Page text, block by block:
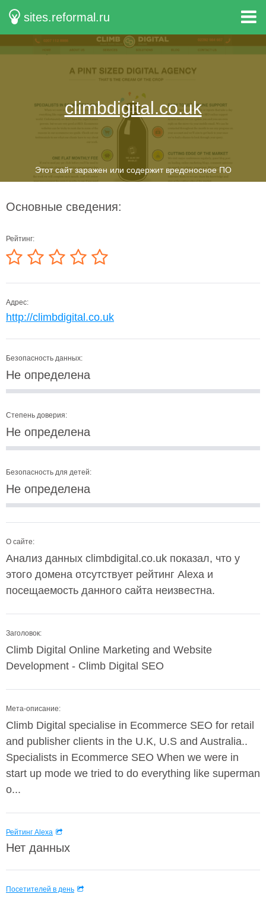
sites.reformal.ru
climbdigital.co.uk
Этот сайт заражен или содержит вредоносное ПО
Основные сведения:
Рейтинг:
Адрес:
http://climbdigital.co.uk
Безопасность данных:
Не определена
Степень доверия:
Не определена
Безопасность для детей:
Не определена
О сайте:
Анализ данных climbdigital.co.uk показал, что у
этого домена отсутствует рейтинг Alexa и
посещаемость данного сайта неизвестна.
Заголовок:
Climb Digital Online Marketing and Website
Development - Climb Digital SEO
Мета-описание:
Climb Digital specialise in Ecommerce SEO for retail
and publisher clients in the U.K, U.S and Australia..
Specialists in Ecommerce SEO When we were in
start up mode we tried to do everything like superman
o...
Рейтинг Alexa
Нет данных
Посетителей в день